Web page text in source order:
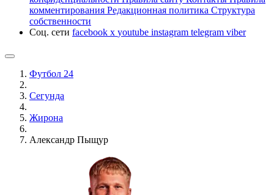
комментирования Редакционная политика Структура
собственности
Соц. сети facebook x youtube instagram telegram viber
Футбол 24
Сегунда
Жирона
Александр Пыщур